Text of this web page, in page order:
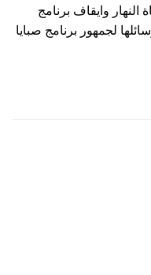
النهار وايقاف برنامج
لجمهور برنامج صبايا